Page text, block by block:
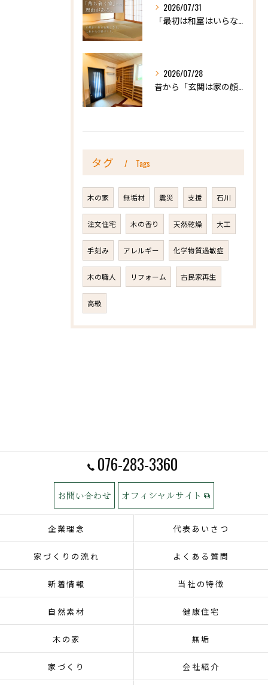
2026/07/31
2026/07/28
タグ Tags
木の家 無垢材 震災 支援 石川
注文住宅 木の香り 天然乾燥 大工
手刻み アレルギー 化学物質過敏症
木の職人 リフォーム 古民家再生
高級
076-283-3360
お問い合わせ オフィシャルサイト
企業理念 代表あいさつ
家づくりの流れ よくある質問
新着情報 当社の特徴
自然素材 健康住宅
木の家 無垢
家づくり 会社紹介